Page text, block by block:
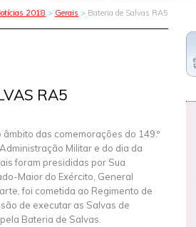
2018 > Gerais > Bateria de Salvas RA5
RA5
âmbito das comemorações do 149.º
Militar e do dia da
foram presididas por Sua
Maior do Exército, General
foi cometida ao Regimento de
de executar as Salvas de
Bateria de Salvas.